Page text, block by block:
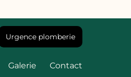
Galerie Contact
Urgence plomberie